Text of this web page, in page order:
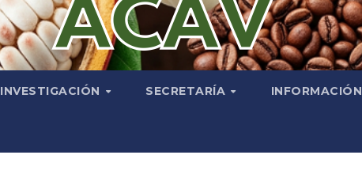
INVESTIGACIÓN SECRETARÍA INFORMACIÓN